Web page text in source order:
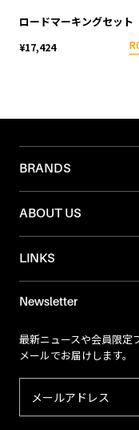
ロードマーキングセット
¥17,424
BRANDS
ABOUT US
LINKS
Newsletter
最新ニュースや会員限定
メールでお届けします。